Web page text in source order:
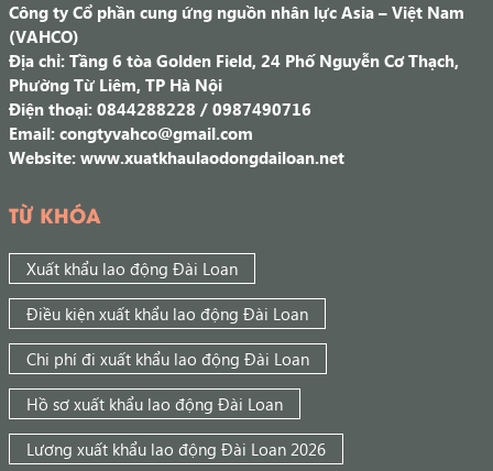
Công ty Cổ phần cung ứng nguồn nhân lực Asia – Việt Nam
(VAHCO)
Địa chỉ: Tầng 6 tòa Golden Field, 24 Phố Nguyễn Cơ Thạch,
Phường Từ Liêm, TP Hà Nội
Điện thoại: 0844288228 / 0987490716
Email: congtyvahco@gmail.com
Website: www.xuatkhaulaodongdailoan.net
TỪ KHÓA
Xuất khẩu lao động Đài Loan
Điều kiện xuất khẩu lao động Đài Loan
Chi phí đi xuất khẩu lao động Đài Loan
Hồ sơ xuất khẩu lao động Đài Loan
Lương xuất khẩu lao động Đài Loan 2026